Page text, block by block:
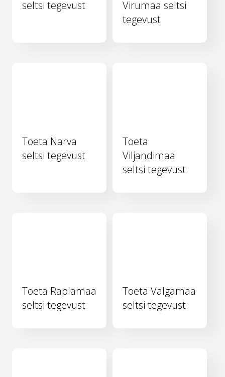
seltsi tegevust
Virumaa seltsi
tegevust
Toeta Narva
seltsi tegevust
Toeta
Viljandimaa
seltsi tegevust
Toeta Raplamaa
seltsi tegevust
Toeta Valgamaa
seltsi tegevust